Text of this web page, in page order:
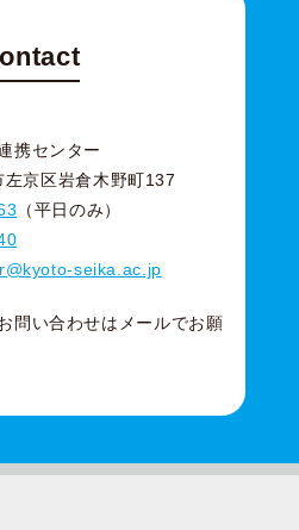
携センター
京区岩倉木野町137
（平日のみ）
seika.ac.jp
問い合わせはメールでお願